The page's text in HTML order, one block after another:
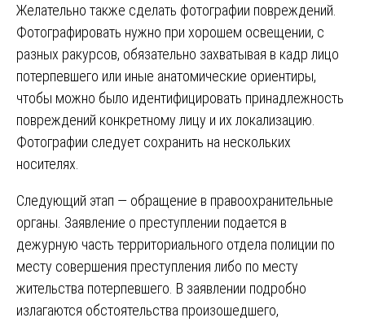
Желательно также сделать фотографии повреждений.
Фотографировать нужно при хорошем освещении, с
разных ракурсов, обязательно захватывая в кадр лицо
потерпевшего или иные анатомические ориентиры,
чтобы можно было идентифицировать принадлежность
повреждений конкретному лицу и их локализацию.
Фотографии следует сохранить на нескольких
носителях.
Следующий этап — обращение в правоохранительные
органы. Заявление о преступлении подается в
дежурную часть территориального отдела полиции по
месту совершения преступления либо по месту
жительства потерпевшего. В заявлении подробно
излагаются обстоятельства произошедшего,